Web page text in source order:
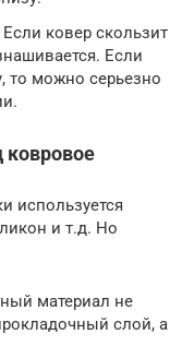
ковер скользит
Если
то можно серьезно
ковровое
используется
и т.д. Но
материал не
слой, а